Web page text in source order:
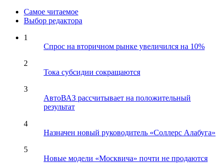
Самое читаемое
Выбор редактора
1
Спрос на вторичном рынке увеличился на 10%
2
Тока субсидии сокращаются
3
АвтоВАЗ рассчитывает на положительный
результат
4
Назначен новый руководитель «Соллерс Алабуга»
5
Новые модели «Москвича» почти не продаются